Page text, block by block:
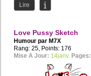
Lire
Love Pussy Sketch
Humour par M7X
Rang: 25, Points: 176
Mise À Jour: 14janv. Pages: